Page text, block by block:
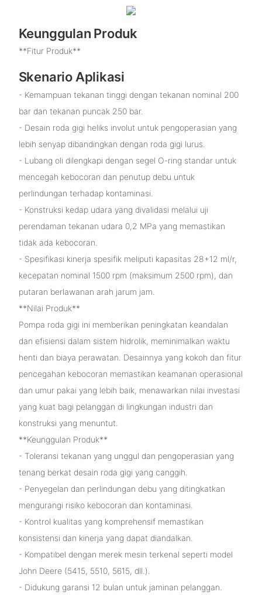
Keunggulan Produk
**Fitur Produk**
Skenario Aplikasi
- Kemampuan tekanan tinggi dengan tekanan nominal 200
bar dan tekanan puncak 250 bar.
- Desain roda gigi heliks involut untuk pengoperasian yang
lebih senyap dibandingkan dengan roda gigi lurus.
- Lubang oli dilengkapi dengan segel O-ring standar untuk
mencegah kebocoran dan penutup debu untuk
perlindungan terhadap kontaminasi.
- Konstruksi kedap udara yang divalidasi melalui uji
perendaman tekanan udara 0,2 MPa yang memastikan
tidak ada kebocoran.
- Spesifikasi kinerja spesifik meliputi kapasitas 28+12 ml/r,
kecepatan nominal 1500 rpm (maksimum 2500 rpm), dan
putaran berlawanan arah jarum jam.
**Nilai Produk**
Pompa roda gigi ini memberikan peningkatan keandalan
dan efisiensi dalam sistem hidrolik, meminimalkan waktu
henti dan biaya perawatan. Desainnya yang kokoh dan fitur
pencegahan kebocoran memastikan keamanan operasional
dan umur pakai yang lebih baik, menawarkan nilai investasi
yang kuat bagi pelanggan di lingkungan industri dan
konstruksi yang menuntut.
**Keunggulan Produk**
- Toleransi tekanan yang unggul dan pengoperasian yang
tenang berkat desain roda gigi yang canggih.
- Penyegelan dan perlindungan debu yang ditingkatkan
mengurangi risiko kebocoran dan kontaminasi.
- Kontrol kualitas yang komprehensif memastikan
konsistensi dan kinerja yang dapat diandalkan.
- Kompatibel dengan merek mesin terkenal seperti model
John Deere (5415, 5510, 5615, dll.).
- Didukung garansi 12 bulan untuk jaminan pelanggan.